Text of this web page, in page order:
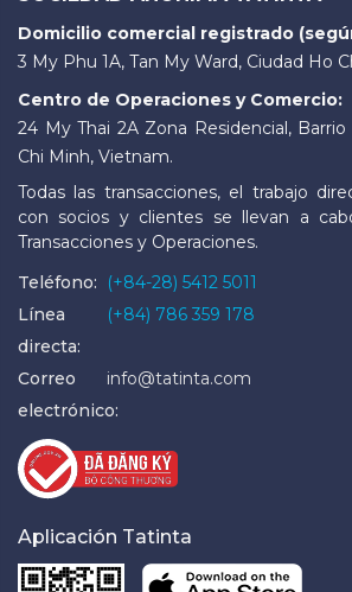
Domicilio comercial registrado
3 My Phu 1A, Tan My Ward, Ciudad Ho
Centro de Operaciones y Comercio:
24 My Thai 2A Zona Residencial,
Chi Minh, Vietnam.
Todas las transacciones, el trabajo
con socios y clientes se llevan a
Transacciones y Operaciones.
Teléfono:
(+84-28) 5412 5011
Línea
directa:
(+84) 786 359 178
Correo
electrónico:
info@tatinta.com
Aplicación Tatinta